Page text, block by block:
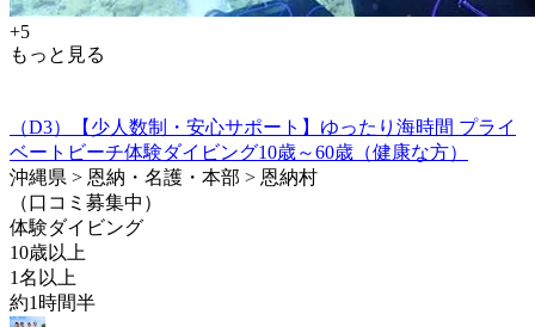
+5
もっと見る
（D3）【少人数制・安心サポート】ゆったり海時間 プライ
ベートビーチ体験ダイビング10歳～60歳（健康な方）
沖縄県 > 恩納・名護・本部 > 恩納村
（口コミ募集中）
体験ダイビング
10歳以上
1名以上
約1時間半